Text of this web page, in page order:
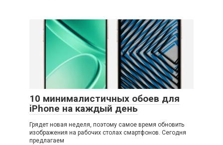
10 минималистичных обоев для
iPhone на каждый день
Грядет новая неделя, поэтому самое время обновить
изображения на рабочих столах смартфонов. Сегодня
предлагаем